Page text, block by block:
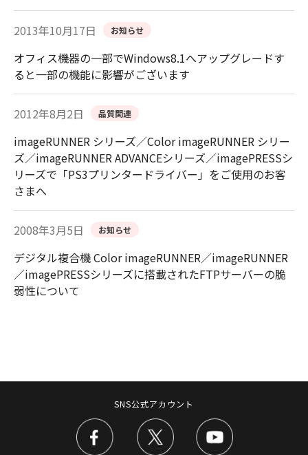
2013年10月17日 お知らせ
オフィス機器の一部でWindows8.1へアップグレードす
ると一部の機能に影響がございます
2012年8月2日 品質関連
imageRUNNER シリーズ／Color imageRUNNER シリー
ズ／imageRUNNER ADVANCEシリーズ／imagePRESSシ
リーズで「PS3プリンタードライバー」をご使用のお客
さまへ
2008年3月5日 お知らせ
デジタル複合機 Color imageRUNNER／imageRUNNER
／imagePRESSシリーズに搭載されたFTPサーバーの脆
弱性について
SNS公式アカウント